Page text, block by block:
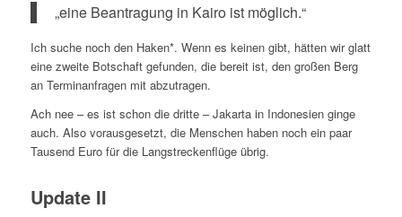
„eine Beantragung in Kairo ist möglich.“
Ich suche noch den Haken*. Wenn es keinen gibt, hätten wir glatt
eine zweite Botschaft gefunden, die bereit ist, den großen Berg
an Terminanfragen mit abzutragen.
Ach nee – es ist schon die dritte – Jakarta in Indonesien ginge
auch. Also vorausgesetzt, die Menschen haben noch ein paar
Tausend Euro für die Langstreckenflüge übrig.
Update II